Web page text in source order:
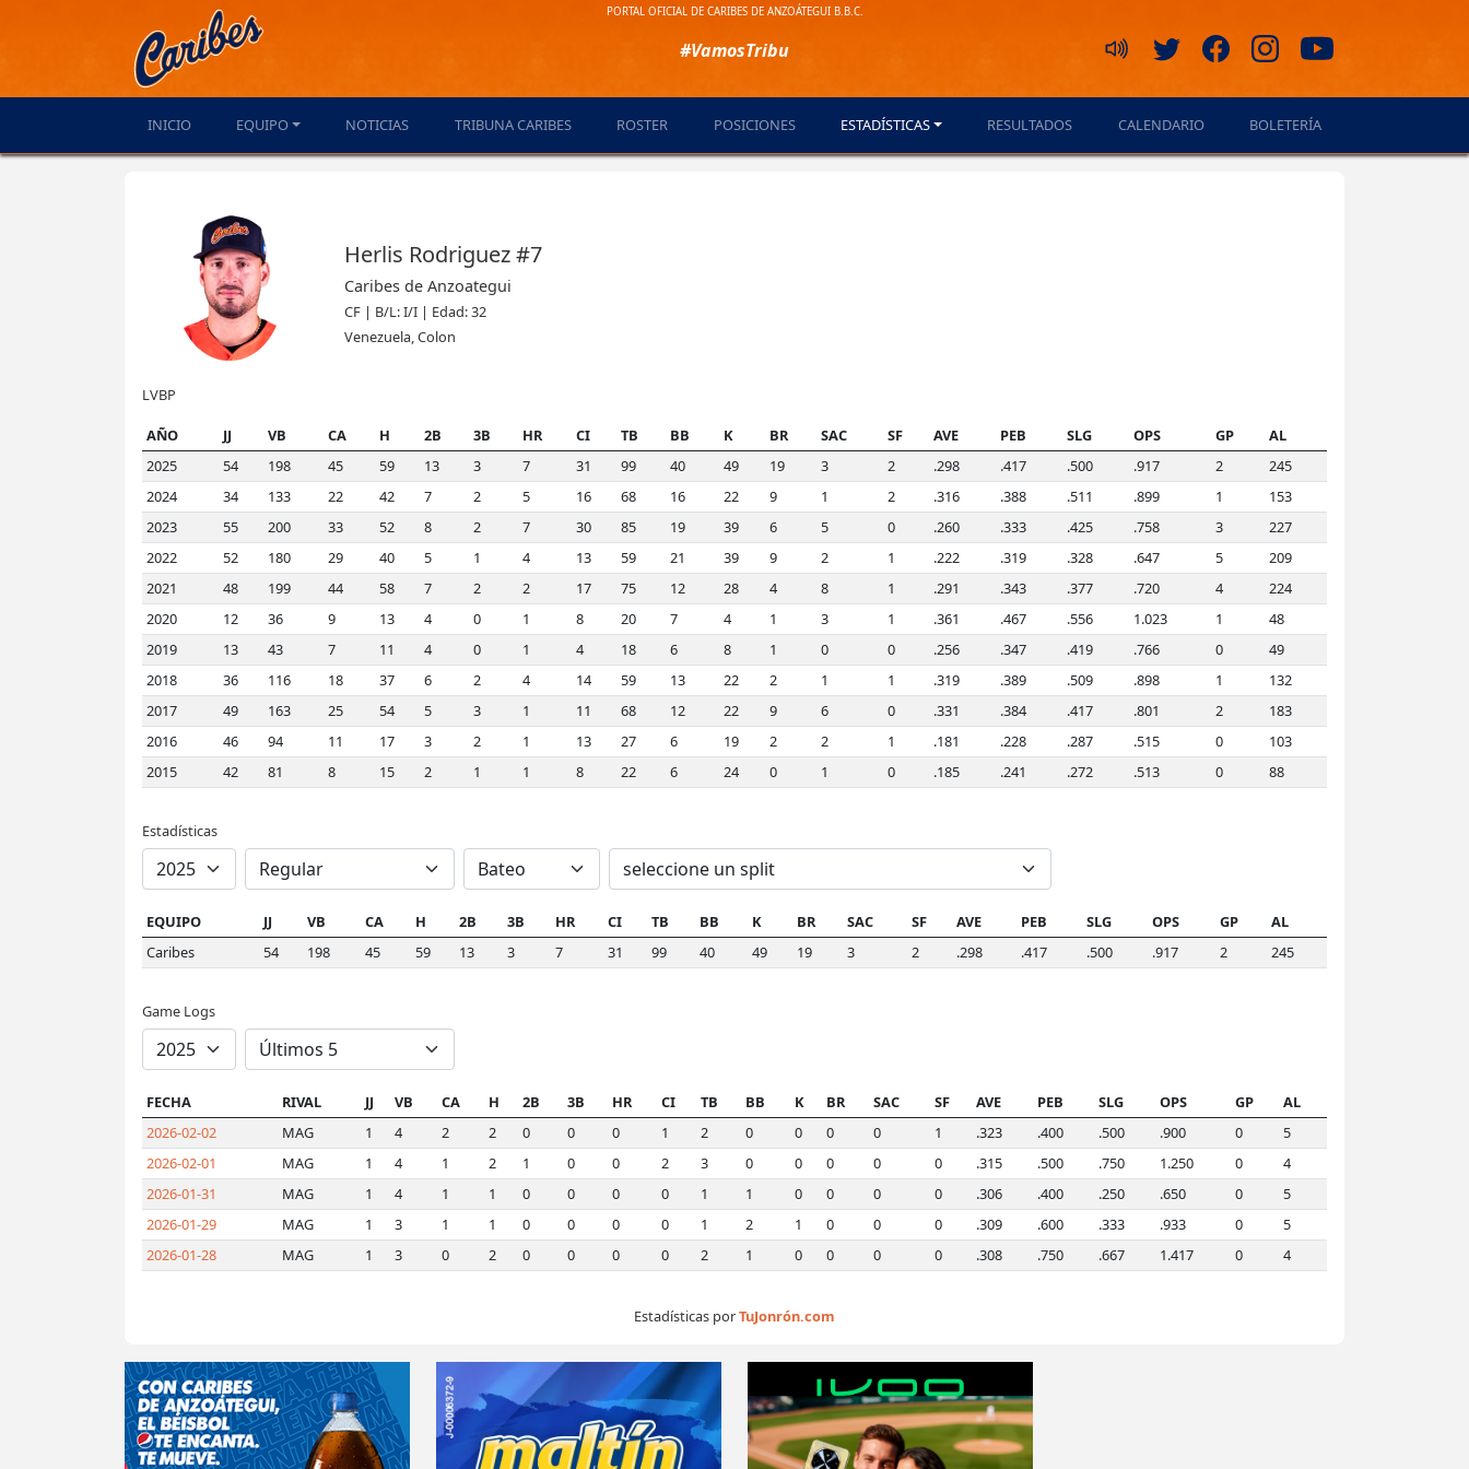
PORTAL OFICIAL DE CARIBES DE ANZOÁTEGUI B.B.C.
#VamosTribu
INICIO EQUIPO NOTICIAS TRIBUNA CARIBES ROSTER POSICIONES ESTADÍSTICAS RESULTADOS CALENDARIO BOLETERÍA
Herlis Rodriguez #7
Caribes de Anzoategui
CF | B/L: I/I | Edad: 32
Venezuela, Colon
LVBP
AÑO JJ VB CA H 2B 3B HR CI TB BB K BR SAC SF AVE PEB SLG OPS GP
AL
2025
54 198 45 59 13 3 7 31 99 40 49 19 3 2 .298 .417 .500 .917 2
245
2024
34 133 22 42 7 2 5 16 68 16 22 9 1 2 .316 .388 .511 .899 1
153
2023
55 200 33 52 8 2 7 30 85 19 39 6 5 0 .260 .333 .425 .758 3
227
2022
52 180 29 40 5 1 4 13 59 21 39 9 2 1 .222 .319 .328 .647 5
209
2021
48 199 44 58 7 2 2 17 75 12 28 4 8 1 .291 .343 .377 .720 4
224
2020
12 36 9 13 4 0 1 8 20 7 4 1 3 1 .361 .467 .556 1.023 1
48
2019
13 43 7 11 4 0 1 4 18 6 8 1 0 0 .256 .347 .419 .766 0
49
2018
36 116 18 37 6 2 4 14 59 13 22 2 1 1 .319 .389 .509 .898 1
132
2017
49 163 25 54 5 3 1 11 68 12 22 9 6 0 .331 .384 .417 .801 2
183
2016
46 94 11 17 3 2 1 13 27 6 19 2 2 1 .181 .228 .287 .515 0
103
2015
42 81 8 15 2 1 1 8 22 6 24 0 1 0 .185 .241 .272 .513 0 88
Estadísticas
EQUIPO JJ VB CA H 2B 3B HR CI TB BB K BR SAC SF AVE PEB SLG OPS GP
AL
Caribes
54 198 45 59 13 3 7 31 99 40 49 19 3 2 .298 .417 .500 .917 2 245
Game Logs
FECHA RIVAL JJ VB CA H 2B 3B HR CI TB BB K BR SAC SF AVE PEB SLG OPS GP
AL
2026-02-02
MAG 1 4 2 2 0 0 0 1 2 0 0 0 0 1 .323 .400 .500 .900 0
5
2026-02-01
MAG 1 4 1 2 1 0 0 2 3 0 0 0 0 0 .315 .500 .750 1.250 0
4
2026-01-31
MAG 1 4 1 1 0 0 0 0 1 1 0 0 0 0 .306 .400 .250 .650 0
5
2026-01-29
MAG 1 3 1 1 0 0 0 0 1 2 1 0 0 0 .309 .600 .333 .933 0
5
2026-01-28
MAG 1 3 0 2 0 0 0 0 2 1 0 0 0 0 .308 .750 .667 1.417 0 4
Estadísticas porTuJonrón.com